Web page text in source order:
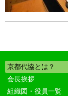
京都代協とは？
会長挨拶
組織図・役員一覧